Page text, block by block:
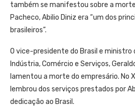
também se manifestou sobre a
Pacheco, Abilio Diniz era “um dos
brasileiros”.
O vice-presidente do Brasil e ministro
Indústria, Comércio e Serviços,
lamentou a morte do empresário. No
lembrou dos serviços prestados por
dedicação ao Brasil.